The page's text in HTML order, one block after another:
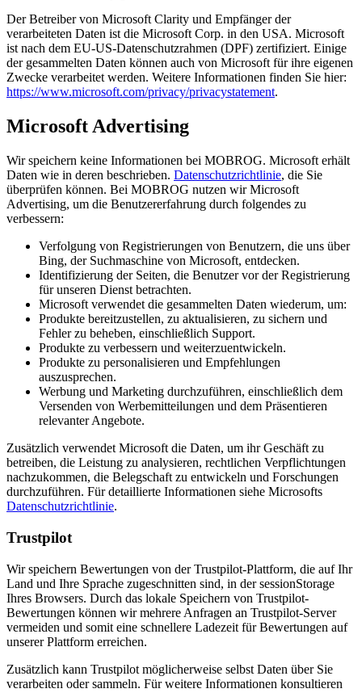
Der Betreiber von Microsoft Clarity und Empfänger der
verarbeiteten Daten ist die Microsoft Corp. in den USA. Microsoft
ist nach dem EU-US-Datenschutzrahmen (DPF) zertifiziert. Einige
der gesammelten Daten können auch von Microsoft für ihre eigenen
Zwecke verarbeitet werden. Weitere Informationen finden Sie hier:
https://www.microsoft.com/privacy/privacystatement.
Microsoft Advertising
Wir speichern keine Informationen bei MOBROG. Microsoft erhält
Daten wie in deren beschrieben. Datenschutzrichtlinie, die Sie
überprüfen können. Bei MOBROG nutzen wir Microsoft
Advertising, um die Benutzererfahrung durch folgendes zu
verbessern:
Verfolgung von Registrierungen von Benutzern, die uns über
Bing, der Suchmaschine von Microsoft, entdecken.
Identifizierung der Seiten, die Benutzer vor der Registrierung
für unseren Dienst betrachten.
Microsoft verwendet die gesammelten Daten wiederum, um:
Produkte bereitzustellen, zu aktualisieren, zu sichern und
Fehler zu beheben, einschließlich Support.
Produkte zu verbessern und weiterzuentwickeln.
Produkte zu personalisieren und Empfehlungen
auszusprechen.
Werbung und Marketing durchzuführen, einschließlich dem
Versenden von Werbemitteilungen und dem Präsentieren
relevanter Angebote.
Zusätzlich verwendet Microsoft die Daten, um ihr Geschäft zu
betreiben, die Leistung zu analysieren, rechtlichen Verpflichtungen
nachzukommen, die Belegschaft zu entwickeln und Forschungen
durchzuführen. Für detaillierte Informationen siehe Microsofts
Datenschutzrichtlinie.
Trustpilot
Wir speichern Bewertungen von der Trustpilot-Plattform, die auf Ihr
Land und Ihre Sprache zugeschnitten sind, in der sessionStorage
Ihres Browsers. Durch das lokale Speichern von Trustpilot-
Bewertungen können wir mehrere Anfragen an Trustpilot-Server
vermeiden und somit eine schnellere Ladezeit für Bewertungen auf
unserer Plattform erreichen.
Zusätzlich kann Trustpilot möglicherweise selbst Daten über Sie
verarbeiten oder sammeln. Für weitere Informationen konsultieren